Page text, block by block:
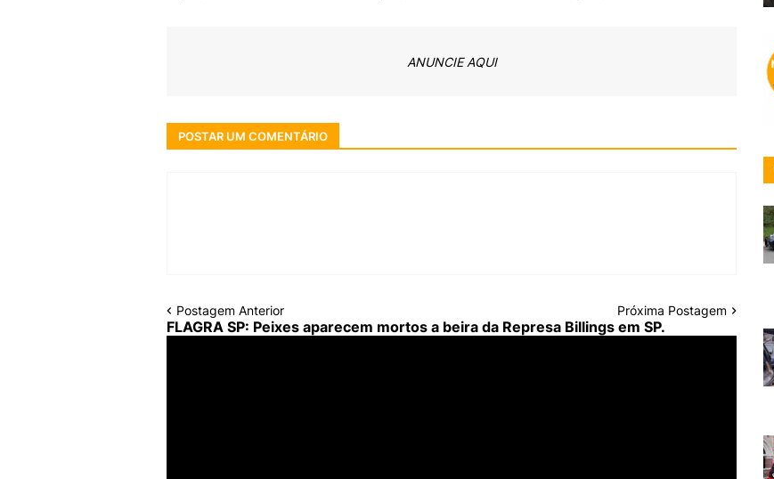
ANUNCIE AQUI
POSTAR UM COMENTÁRIO
Postagem Anterior Próxima Postagem
FLAGRA SP: Peixes aparecem mortos a beira da Represa Billings em SP.